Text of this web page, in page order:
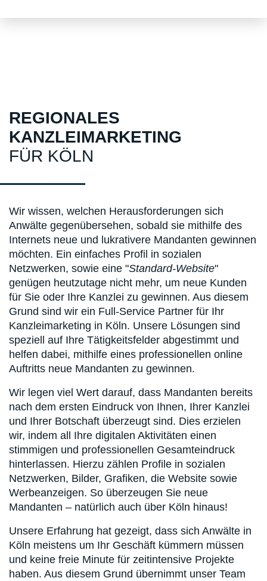
REGIONALES
KANZLEIMARKETING
FÜR KÖLN
Wir wissen, welchen Herausforderungen sich
Anwälte gegenübersehen, sobald sie mithilfe des
Internets neue und lukrativere Mandanten gewinnen
möchten. Ein einfaches Profil in sozialen
Netzwerken, sowie eine "Standard-Website"
genügen heutzutage nicht mehr, um neue Kunden
für Sie oder Ihre Kanzlei zu gewinnen. Aus diesem
Grund sind wir ein Full-Service Partner für Ihr
Kanzleimarketing in Köln. Unsere Lösungen sind
speziell auf Ihre Tätigkeitsfelder abgestimmt und
helfen dabei, mithilfe eines professionellen online
Auftritts neue Mandanten zu gewinnen.
Wir legen viel Wert darauf, dass Mandanten bereits
nach dem ersten Eindruck von Ihnen, Ihrer Kanzlei
und Ihrer Botschaft überzeugt sind. Dies erzielen
wir, indem all Ihre digitalen Aktivitäten einen
stimmigen und professionellen Gesamteindruck
hinterlassen. Hierzu zählen Profile in sozialen
Netzwerken, Bilder, Grafiken, die Website sowie
Werbeanzeigen. So überzeugen Sie neue
Mandanten – natürlich auch über Köln hinaus!
Unsere Erfahrung hat gezeigt, dass sich Anwälte in
Köln meistens um Ihr Geschäft kümmern müssen
und keine freie Minute für zeitintensive Projekte
haben. Aus diesem Grund übernimmt unser Team